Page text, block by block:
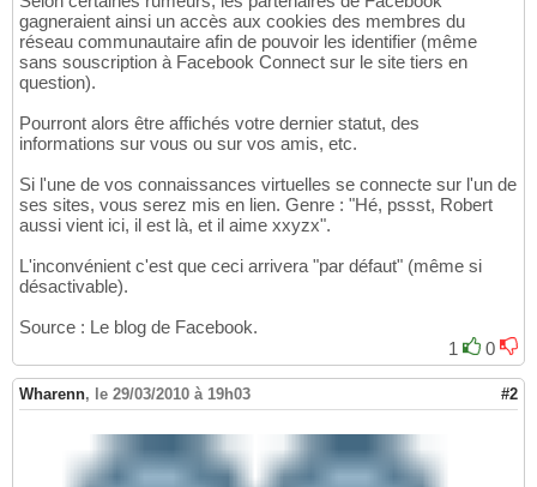
gagneraient ainsi un accès aux cookies des membres du
réseau communautaire afin de pouvoir les identifier (même
sans souscription à Facebook Connect sur le site tiers en
question).
Pourront alors être affichés votre dernier statut, des
informations sur vous ou sur vos amis, etc.
Si l'une de vos connaissances virtuelles se connecte sur l'un de
ses sites, vous serez mis en lien. Genre : "Hé, pssst, Robert
aussi vient ici, il est là, et il aime xxyzx".
L'inconvénient c'est que ceci arrivera "par défaut" (même si
désactivable).
Source : Le blog de Facebook.
1
0
Wharenn, le 29/03/2010 à 19h03 #2